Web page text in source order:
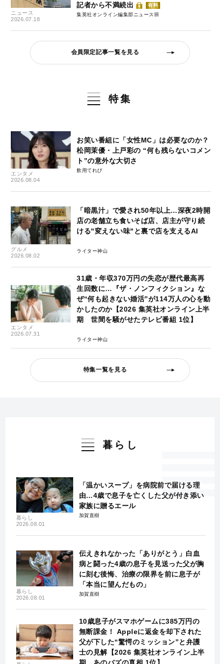
ニュース
2026.07.18
記者から不満続出
有料
集英社オンライン編集部ニュース班
会員限定記事一覧を見る
特集
エンタメ
2026.08.04
お笑い番組に「女性MC」は必要なのか？
松岡茉優・上戸彩の “何も残らないコメン
ト”の意外な大切さ
飲用てれび
グルメ
2026.08.02
「暗黒汁」で愛され50年以上…深夜2時開
店の老舗立ち食いそば店、店主が守り続
ける"変えない味"と裏で店を支えるAI
ライター神山
エンタメ
2026.07.31
31歳・年収370万円の失恋が歴代最高再
生回数に…『ザ・ノンフィクション』な
ぜ“何も起きない婚活”が114万人の心を動
かしたのか【2026 集英社オンライン上半
期 世間を騒がせたテレビ番組 1位】
ライター神山
特集一覧を見る
暮らし
暮らし
2026.08.01
「温かいスープ」を病院前で届ける理
由…4歳で息子を亡くした父が付き添い
家族に贈るエール
加賀直樹
暮らし
2026.08.01
伝えきれなかった「ありがとう」白血
病と闘った4歳の息子を見送った父が胸
に刻む後悔、治療の限界を前に息子が
「本当に望んだもの」
加賀直樹
10歳息子がスマホゲームに385万円の
無断課金！ Appleに返金を却下された
父が下した“驚愕のミッション”と弁護
士の見解【2026 集英社オンライン上半